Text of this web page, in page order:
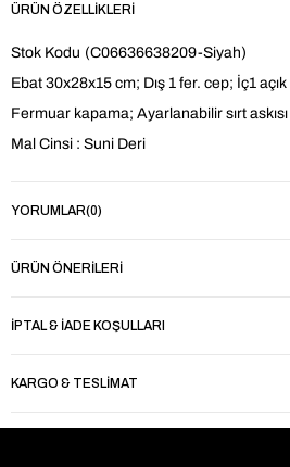
ÜRÜN ÖZELLIKLERI
Stok Kodu (C06636638209-Siyah)
Ebat 30x28x15 cm; Dış 1 fer. cep; İç1
Fermuar kapama; Ayarlanabilir sırt askısı
Mal Cinsi : Suni Deri
YORUMLAR(0)
ÜRÜN ÖNERILERI
İPTAL & İADE KOŞULLARI
KARGO & TESLIMAT